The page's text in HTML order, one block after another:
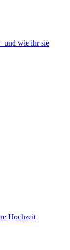
und wie ihr sie
Hochzeit